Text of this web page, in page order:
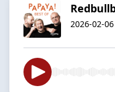
2026-02-06